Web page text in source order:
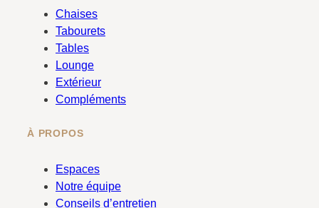
b
o
Chaises
Tabourets
Tables
Lounge
Extérieur
Compléments
À PROPOS
Espaces
Notre équipe
Conseils d’entretien